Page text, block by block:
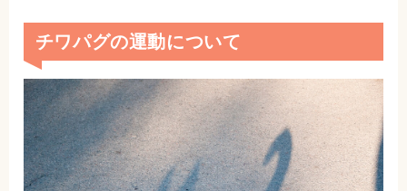
チワパグの運動について